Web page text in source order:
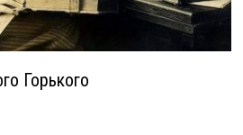
Горького